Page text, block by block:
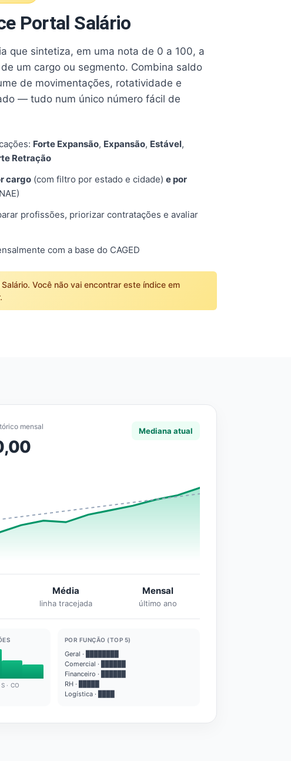
Portal Salário
que sintetiza, em uma nota de 0 a 100, a
um cargo ou segmento. Combina saldo
de movimentações, rotatividade e
— tudo num único número fácil de
Forte Expansão, Expansão, Estável,
Retração
cargo (com filtro por estado e cidade) e por
profissões, priorizar contratações e avaliar
com a base do CAGED
Você não vai encontrar este índice em
mensal Mediana atual
Média
linha tracejada
Mensal
último ano
· CO
POR FUNÇÃO (TOP 5)
Geral · ████████
Comercial · ██████
Financeiro · ██████
RH · █████
Logística · ████